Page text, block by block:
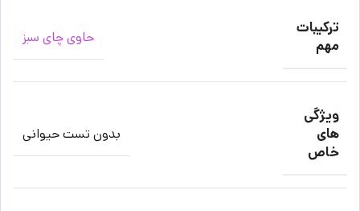
ترکیبات
مهم
حاوی چای سبز
ویژگی
های
خاص
بدون تست حیوانی